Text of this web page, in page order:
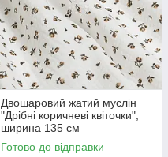
Двошаровий жатий муслін
"Дрібні коричневі квіточки",
ширина 135 см
Готово до відправки